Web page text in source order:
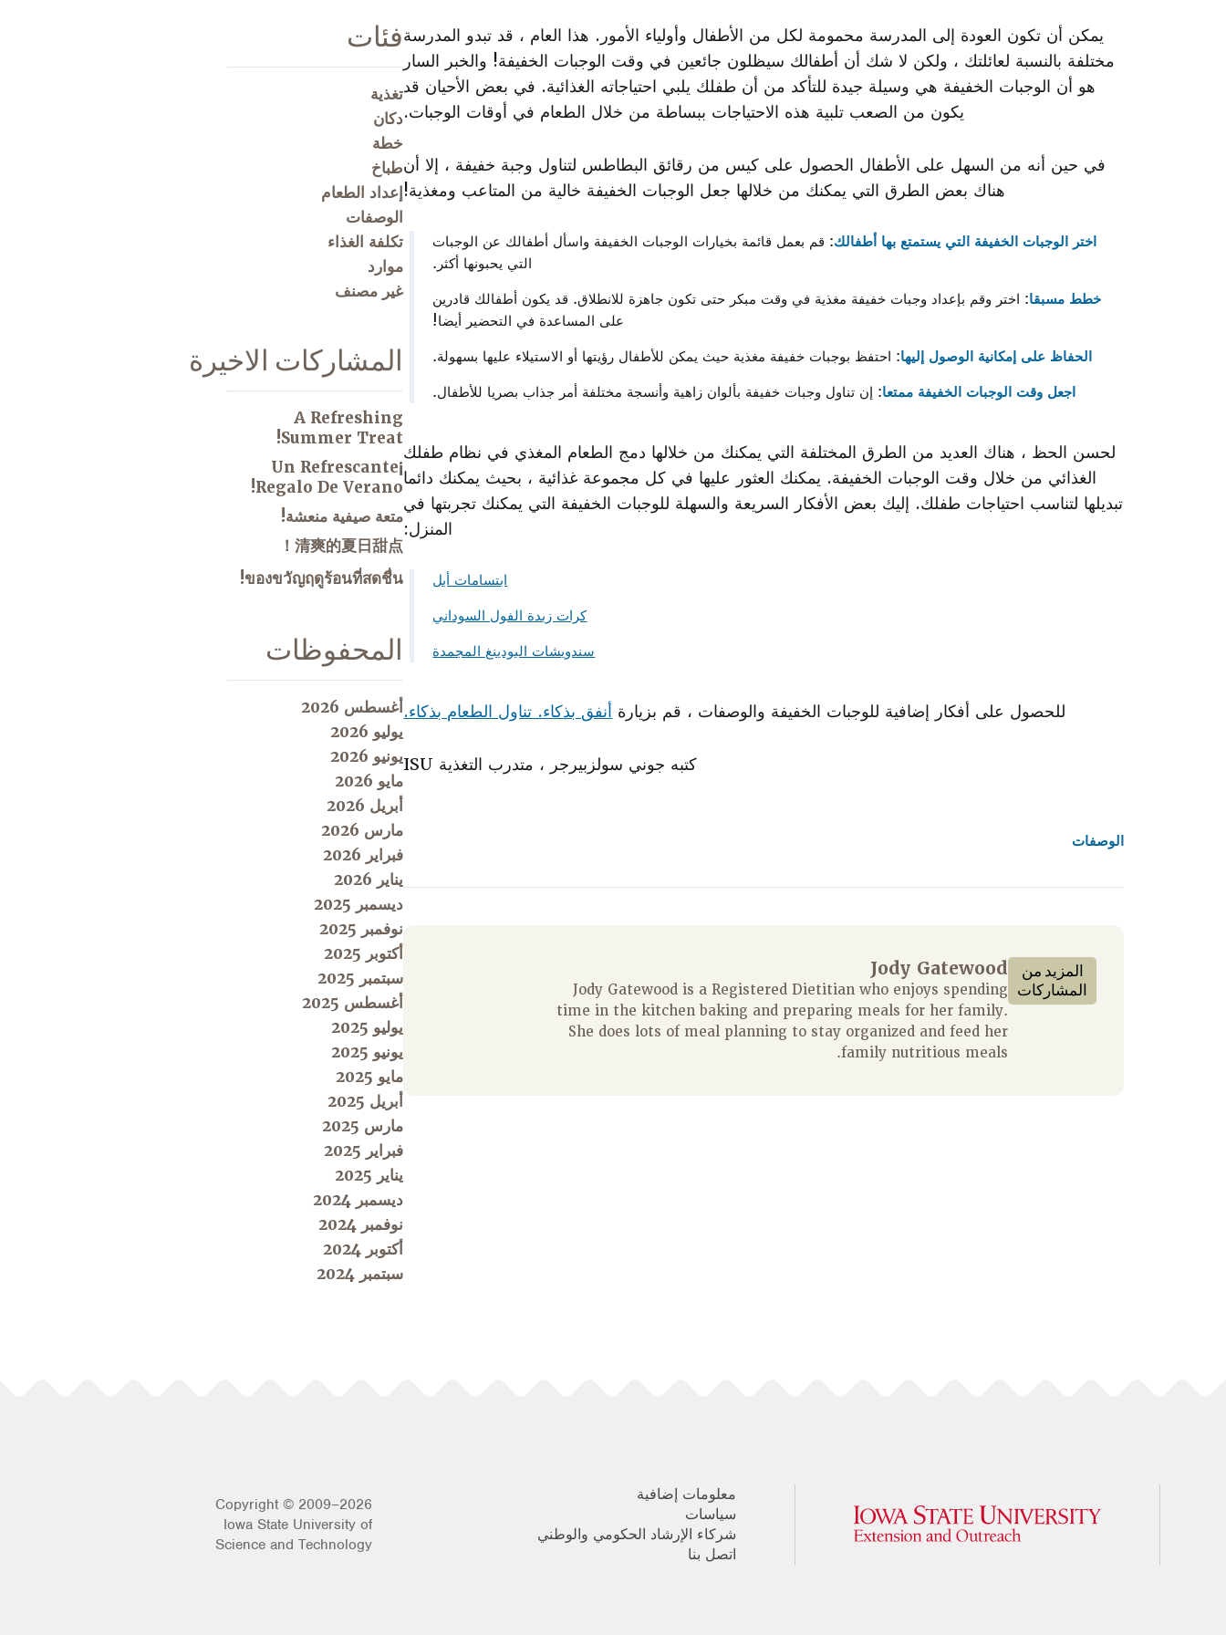
يمكن أن تكون العودة إلى المدرسة محمومة لكل من الأطفال وأولياء الأمور. هذا العام ، قد تبدو المدرسة
مختلفة بالنسبة لعائلتك ، ولكن لا شك أن أطفالك سيظلون جائعين في وقت الوجبات الخفيفة! والخبر السار
هو أن الوجبات الخفيفة هي وسيلة جيدة للتأكد من أن طفلك يلبي احتياجاته الغذائية. في بعض الأحيان قد
يكون من الصعب تلبية هذه الاحتياجات ببساطة من خلال الطعام في أوقات الوجبات.
في حين أنه من السهل على الأطفال الحصول على كيس من رقائق البطاطس لتناول وجبة خفيفة ، إلا أن
هناك بعض الطرق التي يمكنك من خلالها جعل الوجبات الخفيفة خالية من المتاعب ومغذية!
اختر الوجبات الخفيفة التي يستمتع بها أطفالك: قم بعمل قائمة بخيارات الوجبات الخفيفة واسأل أطفالك عن الوجبات
التي يحبونها أكثر.
خطط مسبقا: اختر وقم بإعداد وجبات خفيفة مغذية في وقت مبكر حتى تكون جاهزة للانطلاق. قد يكون أطفالك قادرين
على المساعدة في التحضير أيضا!
الحفاظ على إمكانية الوصول إليها: احتفظ بوجبات خفيفة مغذية حيث يمكن للأطفال رؤيتها أو الاستيلاء عليها بسهولة.
اجعل وقت الوجبات الخفيفة ممتعا: إن تناول وجبات خفيفة بألوان زاهية وأنسجة مختلفة أمر جذاب بصريا للأطفال.
لحسن الحظ ، هناك العديد من الطرق المختلفة التي يمكنك من خلالها دمج الطعام المغذي في نظام طفلك
الغذائي من خلال وقت الوجبات الخفيفة. يمكنك العثور عليها في كل مجموعة غذائية ، بحيث يمكنك دائما
تبديلها لتناسب احتياجات طفلك. إليك بعض الأفكار السريعة والسهلة للوجبات الخفيفة التي يمكنك تجربتها في
المنزل:
ابتسامات أبل
كرات زبدة الفول السوداني
سندويشات البودينغ المجمدة
للحصول على أفكار إضافية للوجبات الخفيفة والوصفات ، قم بزيارة أنفق بذكاء. تناول الطعام بذكاء.
كتبه جوني سولزبيرجر ، متدرب التغذية ISU
الوصفات
المزيد من
المشاركات
Jody Gatewood
Jody Gatewood is a Registered Dietitian who enjoys spending
time in the kitchen baking and preparing meals for her family.
She does lots of meal planning to stay organized and feed her
family nutritious meals.
فئات
تغذية
دكان
خطة
طباخ
إعداد الطعام
الوصفات
تكلفة الغذاء
موارد
غير مصنف
المشاركات الاخيرة
A Refreshing
Summer Treat!
¡Un Refrescante
Regalo De Verano!
متعة صيفية منعشة!
清爽的夏日甜点！
ของขวัญฤดูร้อนที่สดชื่น!
المحفوظات
أغسطس 2026
يوليو 2026
يونيو 2026
مايو 2026
أبريل 2026
مارس 2026
فبراير 2026
يناير 2026
ديسمبر 2025
نوفمبر 2025
أكتوبر 2025
سبتمبر 2025
أغسطس 2025
يوليو 2025
يونيو 2025
مايو 2025
أبريل 2025
مارس 2025
فبراير 2025
يناير 2025
ديسمبر 2024
نوفمبر 2024
أكتوبر 2024
سبتمبر 2024
معلومات إضافية
سياسات
شركاء الإرشاد الحكومي والوطني
اتصل بنا
Copyright © 2009–2026
Iowa State University of
Science and Technology